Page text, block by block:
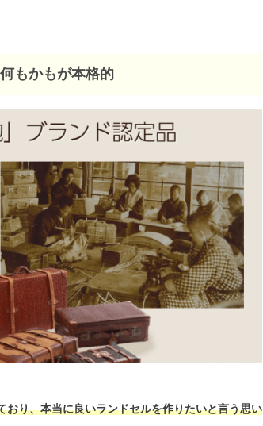
もかもが本格的
り、本当に良いランドセルを作りたいと言う思い